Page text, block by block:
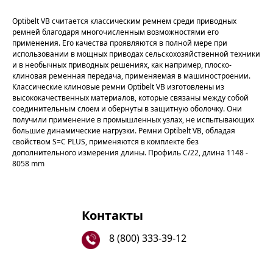
Optibelt VB считается классическим ремнем среди приводных
ремней благодаря многочисленным возможностями его
применения. Его качества проявляются в полной мере при
использовании в мощных приводах сельскохозяйственной техники
и в необычных приводных решениях, как например, плоско-
клиновая ременная передача, применяемая в машиностроении.
Классические клиновые ремни Optibelt VB изготовлены из
высококачественных материалов, которые связаны между собой
соединительным слоем и обернуты в защитную оболочку. Они
получили применение в промышленных узлах, не испытывающих
большие динамические нагрузки. Ремни Optibelt VB, обладая
свойством S=C PLUS, применяются в комплекте без
дополнительного измерения длины. Профиль C/22, длина 1148 -
8058 mm
Контакты
8 (800) 333-39-12